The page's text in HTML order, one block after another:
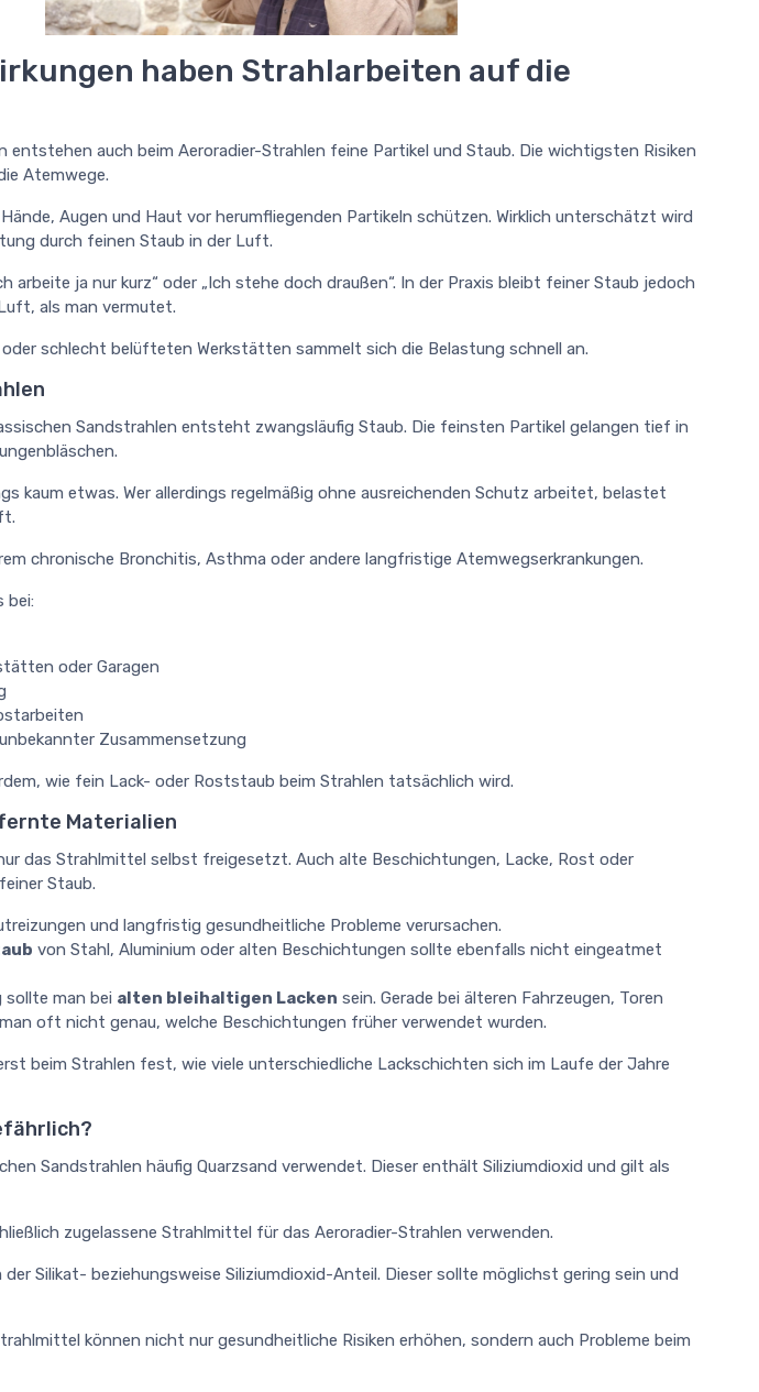
haben Strahlarbeiten auf die
entstehen auch beim Aeroradier-Strahlen feine Partikel und Staub. Die wichtigsten Risiken
Atemwege.
Augen und Haut vor herumfliegenden Partikeln schützen. Wirklich unterschätzt wird
durch feinen Staub in der Luft.
arbeite ja nur kurz“ oder „Ich stehe doch draußen“. In der Praxis bleibt feiner Staub jedoch
als man vermutet.
oder schlecht belüfteten Werkstätten sammelt sich die Belastung schnell an.
Sandstrahlen entsteht zwangsläufig Staub. Die feinsten Partikel gelangen tief in
kaum etwas. Wer allerdings regelmäßig ohne ausreichenden Schutz arbeitet, belastet
chronische Bronchitis, Asthma oder andere langfristige Atemwegserkrankungen.
bei:
oder Garagen
Zusammensetzung
wie fein Lack- oder Roststaub beim Strahlen tatsächlich wird.
Materialien
das Strahlmittel selbst freigesetzt. Auch alte Beschichtungen, Lacke, Rost oder
Staub.
und langfristig gesundheitliche Probleme verursachen.
von Stahl, Aluminium oder alten Beschichtungen sollte ebenfalls nicht eingeatmet
man bei alten bleihaltigen Lacken sein. Gerade bei älteren Fahrzeugen, Toren
oft nicht genau, welche Beschichtungen früher verwendet wurden.
beim Strahlen fest, wie viele unterschiedliche Lackschichten sich im Laufe der Jahre
Sandstrahlen häufig Quarzsand verwendet. Dieser enthält Siliziumdioxid und gilt als
zugelassene Strahlmittel für das Aeroradier-Strahlen verwenden.
Silikat- beziehungsweise Siliziumdioxid-Anteil. Dieser sollte möglichst gering sein und
können nicht nur gesundheitliche Risiken erhöhen, sondern auch Probleme beim